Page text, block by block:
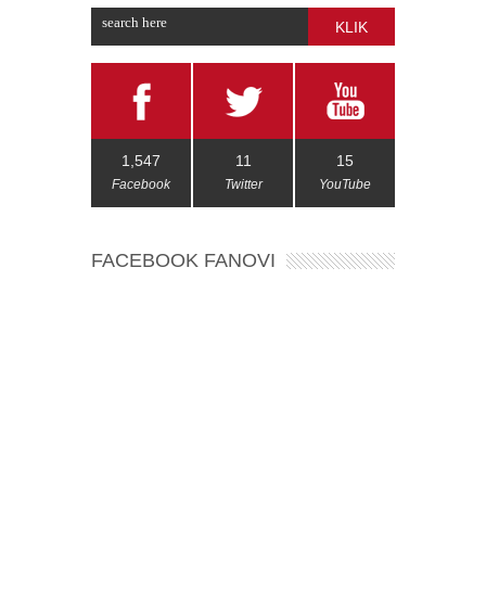
KLIK
1,547
Facebook
11
Twitter
15
YouTube
FACEBOOK FANOVI